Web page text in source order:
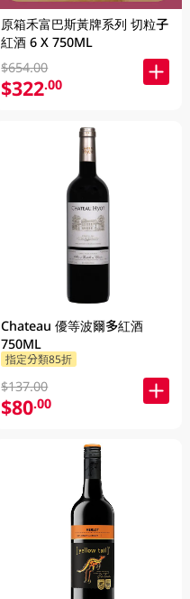
原箱禾富巴斯黃牌系列 切粒子
紅酒 6 X 750ML
$654.00
$322.00
Chateau 優等波爾多紅酒
750ML
指定分類85折
$137.00
$80.00